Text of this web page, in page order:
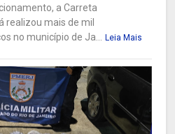
a Carreta
realizou mais de mil
no município de Ja...
Leia Mais